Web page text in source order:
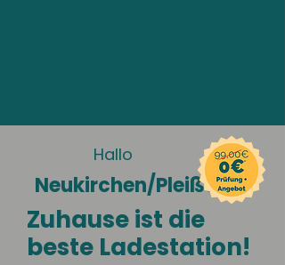
Hallo
Neukirchen/Pleiße
Zuhause ist die
beste Ladestation!